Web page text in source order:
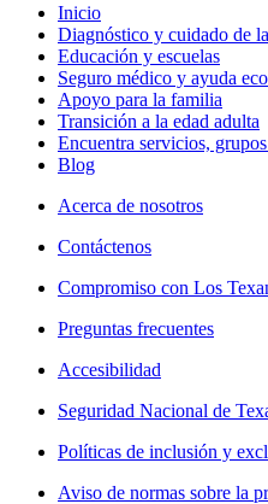
Inicio
Diagnóstico y cuidado de
Educación y escuelas
Seguro médico y ayuda
Apoyo para la familia
Transición a la edad adulta
Encuentra servicios,
Blog
Acerca de nosotros
Contáctenos
Compromiso con Los
Preguntas frecuentes
Accesibilidad
Seguridad Nacional de
Políticas de inclusión y
Aviso de normas sobre la